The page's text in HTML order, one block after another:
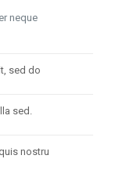
neque
sed do
sed.
nostru